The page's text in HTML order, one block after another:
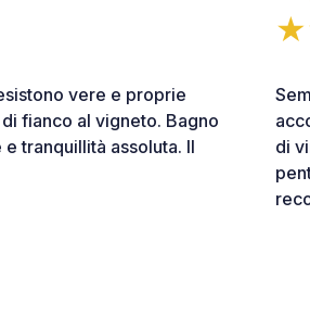
vere e proprie
fianco al vigneto. Bagno
tranquillità assoluta. Il
di